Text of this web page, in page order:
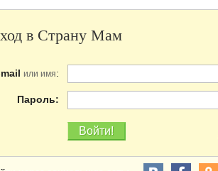
в Страну Мам
или имя:
Пароль: